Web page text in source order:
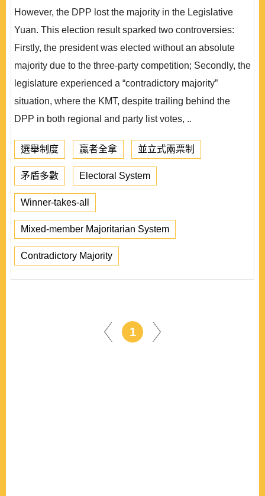
However, the DPP lost the majority in the Legislative
Yuan. This election result sparked two controversies:
Firstly, the president was elected without an absolute
majority due to the three-party competition; Secondly, the
legislature experienced a “contradictory majority”
situation, where the KMT, despite trailing behind the
DPP in both regional and party list votes, ..
選舉制度 贏者全拿 並立式兩票制
矛盾多數 Electoral System
Winner-takes-all
Mixed-member Majoritarian System
Contradictory Majority
1